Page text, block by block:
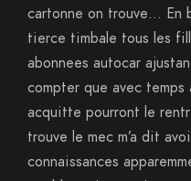
cartonne on trouve… En
tierce timbale tous les
abonnees autocar
compter que avec temps
acquitte pourront le
trouve le mec m’a dit
connaissances